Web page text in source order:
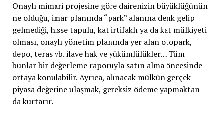
Onaylı mimari projesine göre dairenizin büyüklüğünün
ne olduğu, imar planında “park” alanına denk gelip
gelmediği, hisse tapulu, kat irtifaklı ya da kat mülkiyeti
olması, onaylı yönetim planında yer alan otopark,
depo, teras vb. ilave hak ve yükümlülükler… Tüm
bunlar bir değerleme raporuyla satın alma öncesinde
ortaya konulabilir. Ayrıca, alınacak mülkün gerçek
piyasa değerine ulaşmak, gereksiz ödeme yapmaktan
da kurtarır.